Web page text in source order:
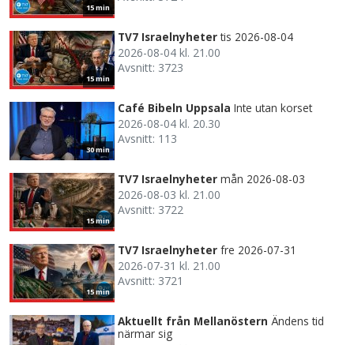
15 min
15 min
TV7 Israelnyheter tis 2026-08-04
2026-08-04 kl. 21.00
Avsnitt: 3723
30 min
Café Bibeln Uppsala Inte utan korset
2026-08-04 kl. 20.30
Avsnitt: 113
15 min
TV7 Israelnyheter mån 2026-08-03
2026-08-03 kl. 21.00
Avsnitt: 3722
15 min
TV7 Israelnyheter fre 2026-07-31
2026-07-31 kl. 21.00
Avsnitt: 3721
Aktuellt från Mellanöstern Ändens tid
närmar sig